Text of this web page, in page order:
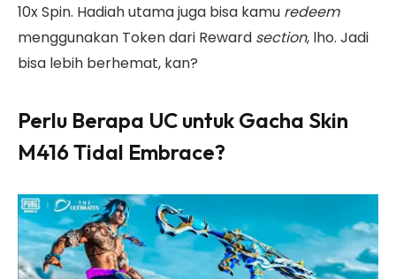
10x Spin. Hadiah utama juga bisa kamu redeem
menggunakan Token dari Reward section, lho. Jadi
bisa lebih berhemat, kan?
Perlu Berapa UC untuk Gacha Skin
M416 Tidal Embrace?